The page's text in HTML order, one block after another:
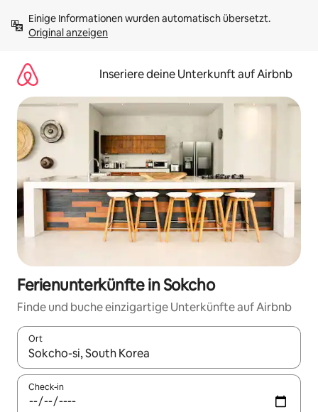
Inhalten
springenOriginal anzeigen
Inseriere deine Unterkunft auf Airbnb
Ferienunterkünfte in Sokcho
Finde und buche einzigartige Unterkünfte auf Airbnb
Ort
Wenn Ergebnisse verfügbar sind, navigiere mit den
Check-in